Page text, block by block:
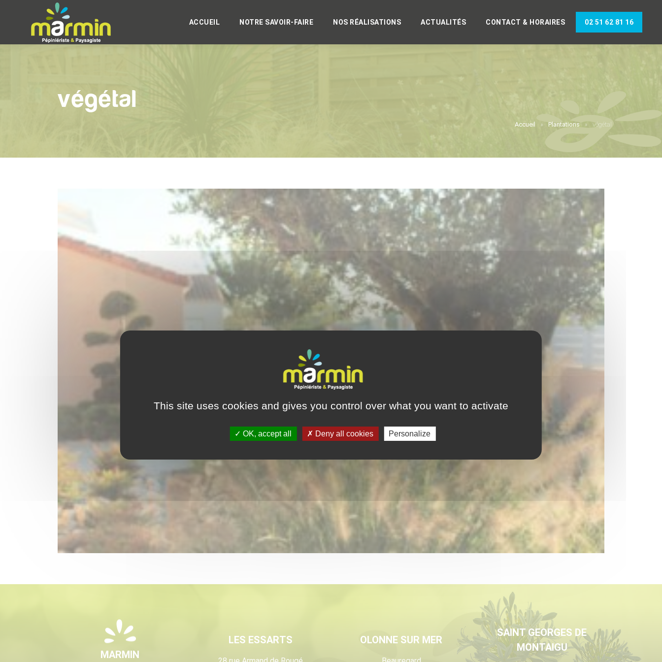
ACCUEIL NOTRE SAVOIR-FAIRE NOS RÉALISATIONS ACTUALITÉS CONTACT & HORAIRES 02 51 62 81 16
végétal
Accueil Plantations végétal
MARMIN
LES ESSARTS OLONNE SUR MER
SAINT GEORGES DE
MONTAIGU
This site uses cookies and gives you control over what you want to activate
OK, accept all Deny all cookies Personalize